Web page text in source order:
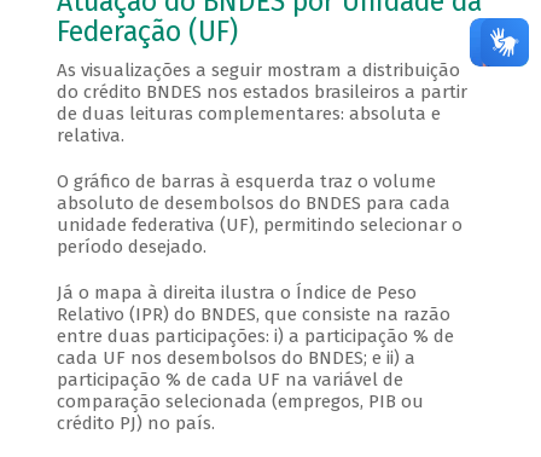
Federação (UF)
As visualizações a seguir mostram a distribuição
do crédito BNDES nos estados brasileiros a partir
de duas leituras complementares: absoluta e
relativa.
O gráfico de barras à esquerda traz o volume
absoluto de desembolsos do BNDES para cada
unidade federativa (UF), permitindo selecionar o
período desejado.
Já o mapa à direita ilustra o Índice de Peso
Relativo (IPR) do BNDES, que consiste na razão
entre duas participações: i) a participação % de
cada UF nos desembolsos do BNDES; e ii) a
participação % de cada UF na variável de
comparação selecionada (empregos, PIB ou
crédito PJ) no país.